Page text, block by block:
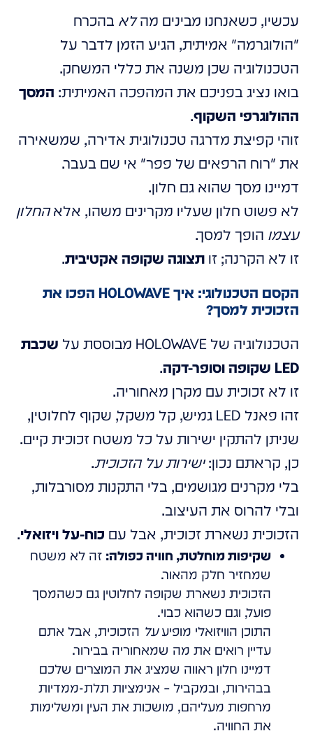
עכשיו, כשאנחנו מבינים מהלא בהכרח
"הולוגרמה" אמיתית, הגיע הזמן לדבר על
הטכנולוגיה שכן משנה את כללי המשחק.
בואו נציג בפניכם את המהפכה האמיתית: המסך
ההולוגרפי השקוף.
זוהי קפיצת מדרגה טכנולוגית אדירה, שמשאירה
את "רוח הרפאים של פפר" אי שם בעבר.
דמיינו מסך שהוא גם חלון.
לא פשוט חלון שעליו מקרינים משהו, אלאהחלון
עצמו הופך למסך.
זו לא הקרנה; זו תצוגה שקופה אקטיבית.
הקסם הטכנולוגי: איך HOLOWAVE הפכו את
הזכוכית למסך?
הטכנולוגיה של HOLOWAVE מבוססת על
שכבת
LED שקופה וסופר-דקה
.
זו לא זכוכית עם מקרן מאחוריה.
זהו פאנל LED גמיש, קל משקל, שקוף לחלוטין,
שניתן להתקין ישירות על כל משטח זכוכית קיים.
כן, קראתם נכון:ישירות על הזכוכית.
בלי מקרנים מגושמים, בלי התקנות מסורבלות,
ובלי להרוס את העיצוב.
הזכוכית נשארת זכוכית, אבל עם כוח-על ויזואלי.
שקיפות מוחלטת, חוויה כפולה: זה לא משטח
שמחזיר חלק מהאור.
הזכוכית נשארת שקופה לחלוטין גם כשהמסך
פועל, וגם כשהוא כבוי.
התוכן הוויזואלי מופיעעל הזכוכית, אבל אתם
עדיין רואים את מה שמאחוריה בבירור.
דמיינו חלון ראווה שמציג את המוצרים שלכם
בבהירות, ובמקביל – אנימציות תלת-ממדיות
מרחפות מעליהם, מושכות את העין ומשלימות
את החוויה.